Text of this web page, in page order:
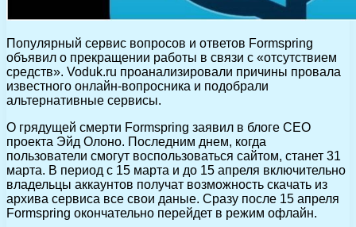
Популярный сервис вопросов и ответов Formspring
объявил о прекращении работы в связи с «отсутствием
средств». Voduk.ru проанализировали причины провала
известного онлайн-вопросника и подобрали
альтернативные сервисы.
О грядущей смерти Formspring заявил в блоге CEO
проекта Эйд Олоно. Последним днем, когда
пользователи смогут воспользоваться сайтом, станет 31
марта. В период с 15 марта и до 15 апреля включительно
владельцы аккаунтов получат возможность скачать из
архива сервиса все свои даные. Сразу после 15 апреля
Formspring окончательно перейдет в режим офлайн.